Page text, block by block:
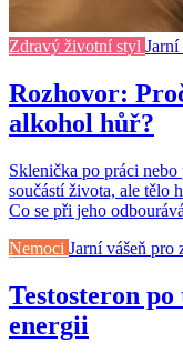
Zdravý životní styl Jarní
Rozhovor:
alkohol hůř?
Sklenička po práci
součástí života, ale tělo
Co se při jeho
Nemoci Jarní vášeň pro
Testosteron
energii